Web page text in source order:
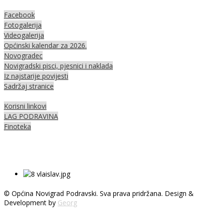
Facebook
Fotogalerija
Videogalerija
Općinski kalendar za 2026.
Novogradec
Novigradski pisci, pjesnici i naklada
Iz najstarije povijesti
Sadržaj stranice
Korisni linkovi
LAG PODRAVINA
Finoteka
© Općina Novigrad Podravski. Sva prava pridržana. Design &
Development by Georg